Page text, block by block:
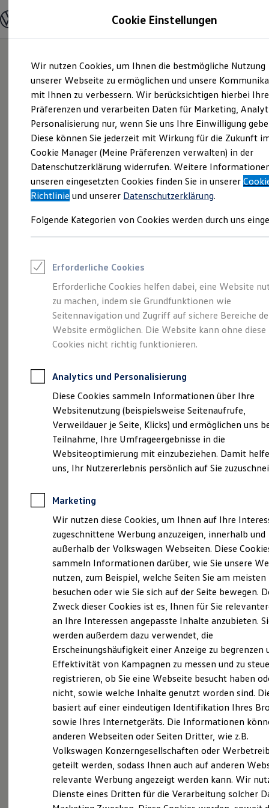
Hauptinhalt
springen
Footer
springen
Modelle und Konfigurator
Modelle vergleichen
Elektroautos
ENERGY Sondermodelle
Nutzfahrzeuge
SUV und CUV
Familienautos
Kombis
Kompaktwagen
Sportwagen
Schnell verfügbare Fahrzeuge
Angebote und Produkte
Aktuelle Angebote
E-Auto-Förderung
Volkswagen Marktplatz
Junge Gebrauchtwagen und Gebrauchtwagen
Saisonangebote
Leasing
Leasing-Angebote
Gebrauchtwagen Leasing
Junge Gebrauchtwagen-Leasing
Elektroauto Leasing
Kleinwagen-Leasing
Leasing ohne Anzahlung
Autokredit mit Schlussrate
Versicherungen und Garantien
Kfz-Versicherung
Restschuldversicherungen
Garantien
Wartungsverträge
Geschäftskunden
Professional Class bei Volkswagen
Großkunden
Behörden
Anpfiff zum Gewinn
Elektroautos
ID. Tutorials
Elektrofahrzeugkonzepte
Reichweite
Reichweite der ID. Modelle
Reichweite im Winter
Laden
Laden unterwegs
Laden Zuhause
Ladezeitensimulator
Batterie
Sicherheit
Garantie und Lebensdauer
Nachhaltigkeit
Technologie
Kosten und Kauf
Verbrauchskosten
Kaufoptionen
E-Auto-Förderung
Software und Konnektivität
Die ID. Software 6
ID. Software Versionen und Updates
Digitale Extras
Schnittstellen zu Ihrem ID.
Kompakt.
Charismatisch. Coupé.
Der Taigo.
Probefahrt vereinbaren
Fahrzeugangebot anfordern
Servicetermin buchen
Serviceanfrage stellen
Cookie Einstellungen
Wir nutzen Cookies, um Ihnen die bestmögliche Nutzung
unserer Webseite zu ermöglichen und unsere
mit Ihnen zu verbessern. Wir berücksichtigen hierbei Ihre
Präferenzen und verarbeiten Daten für Marketing,
Personalisierung nur, wenn Sie uns Ihre Einwilligung
Diese können Sie jederzeit mit Wirkung für die Zukunft
Cookie Manager (Meine Präferenzen verwalten) in der
Datenschutzerklärung widerrufen. Weitere
unseren eingesetzten Cookies finden Sie in unserer
Richtlinie und unserer Datenschutzerklärung.
Folgende Kategorien von Cookies werden durch uns
Erforderliche Cookies
Erforderliche Cookies helfen dabei, eine Website
zu machen, indem sie Grundfunktionen wie
Seitennavigation und Zugriff auf sichere Bereiche
Website ermöglichen. Die Website kann ohne diese
Cookies nicht richtig funktionieren.
Analytics und Personalisierung
Diese Cookies sammeln Informationen über Ihre
Websitenutzung (beispielsweise Seitenaufrufe,
Verweildauer je Seite, Klicks) und ermöglichen uns
Teilnahme, Ihre Umfrageergebnisse in die
Websiteoptimierung mit einzubeziehen. Damit
uns, Ihr Nutzererlebnis persönlich auf Sie
Marketing
Wir nutzen diese Cookies, um Ihnen auf Ihre
zugeschnittene Werbung anzuzeigen, innerhalb und
außerhalb der Volkswagen Webseiten. Diese
sammeln Informationen darüber, wie Sie unsere
nutzen, zum Beispiel, welche Seiten Sie am meisten
besuchen oder wie Sie sich auf der Seite bewegen.
Zweck dieser Cookies ist es, Ihnen für Sie
an Ihre Interessen angepasste Inhalte anzubieten.
werden außerdem dazu verwendet, die
Erscheinungshäufigkeit einer Anzeige zu begrenzen
Effektivität von Kampagnen zu messen und zu
registrieren, ob Sie eine Webseite besucht haben
nicht, sowie welche Inhalte genutzt worden sind.
basiert auf einer eindeutigen Identifikation Ihres
sowie Ihres Internetgeräts. Die Informationen
anderen Webseiten oder Seiten Dritter, wie z.B.
Volkswagen Konzerngesellschaften oder
geteilt werden, sodass Ihnen auch auf anderen
relevante Werbung angezeigt werden kann. Wir
Dienste eines Dritten für die Verarbeitung solcher